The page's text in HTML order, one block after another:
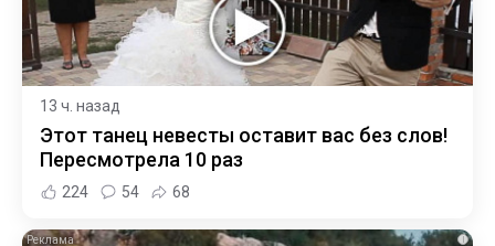
13 ч. назад
Этот танец невесты оставит вас без слов!
Пересмотрела 10 раз
224 54 68
i